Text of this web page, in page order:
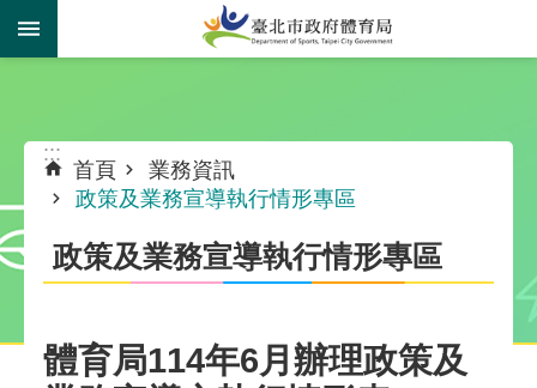
跳到主要內容區塊
:::
首頁
業務資訊
政策及業務宣導執行情形專區
政策及業務宣導執行情形專區
體育局114年6月辦理政策及